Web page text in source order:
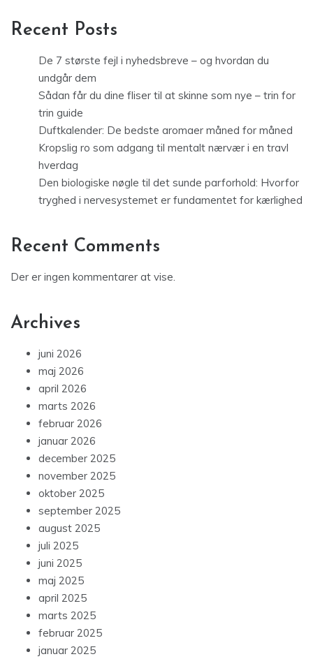
Recent Posts
De 7 største fejl i nyhedsbreve – og hvordan du
undgår dem
Sådan får du dine fliser til at skinne som nye – trin for
trin guide
Duftkalender: De bedste aromaer måned for måned
Kropslig ro som adgang til mentalt nærvær i en travl
hverdag
Den biologiske nøgle til det sunde parforhold: Hvorfor
tryghed i nervesystemet er fundamentet for kærlighed
Recent Comments
Der er ingen kommentarer at vise.
Archives
juni 2026
maj 2026
april 2026
marts 2026
februar 2026
januar 2026
december 2025
november 2025
oktober 2025
september 2025
august 2025
juli 2025
juni 2025
maj 2025
april 2025
marts 2025
februar 2025
januar 2025